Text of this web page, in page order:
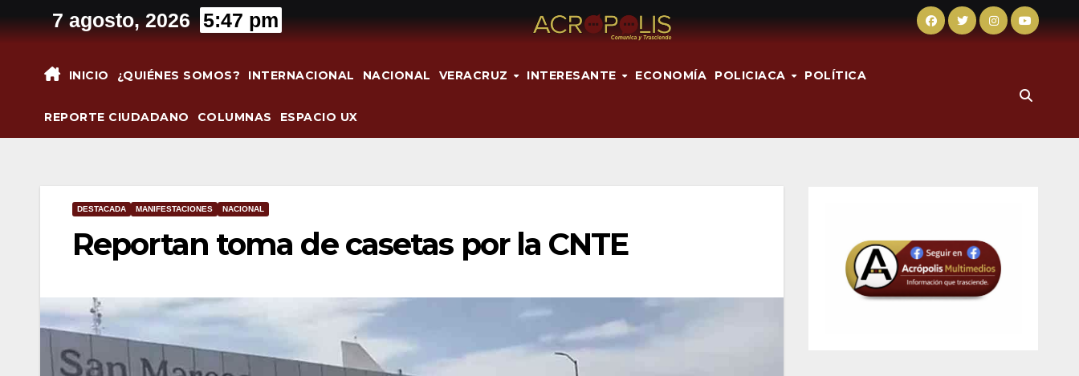
al
7 agosto, 2026 5:47 pm
INICIO ¿QUIÉNES SOMOS? INTERNACIONAL NACIONAL VERACRUZ INTERESANTE ECONOMÍA POLICIACA POLÍTICA
REPORTE CIUDADANO COLUMNAS ESPACIO UX
DESTACADA MANIFESTACIONES NACIONAL
Reportan toma de casetas por la CNTE